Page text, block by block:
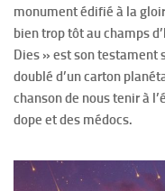
monument édifié à la
bien trop tôt au champs
Dies » est son testament
doublé d’un carton
chanson de nous tenir à
dope et des médocs.